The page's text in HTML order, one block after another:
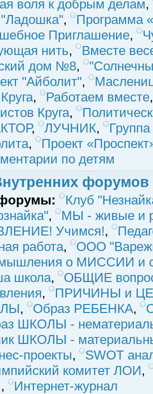
воля к добрым делам,
"Ладошка",
Программа
Приглашение,
нить,
Вместе
дом №8,
"Айболит",
, Работаем вместе
Круга,
, ЛУЧНИК,
,
Проект
по детям
форумов
Клуб
,
МЫ - живые и
Учимся!,
работа,
ООО
о МИССИИ и
школа,
ОБЩИЕ
,
ПРИЧИНЫ и
, Образ РЕБЕНКА,
ШКОЛЫ -
ШКОЛЫ -
проекты,
SWOT
комитет ЛОИ,
, Интернет-журнал